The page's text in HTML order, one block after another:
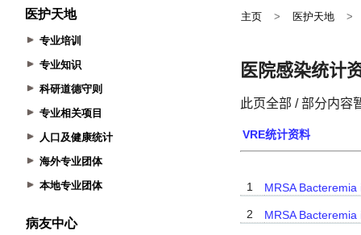
医护天地
专业培训
专业知识
科研道德守则
专业相关项目
人口及健康统计
海外专业团体
本地专业团体
病友中心
主页 > 医护天地 >